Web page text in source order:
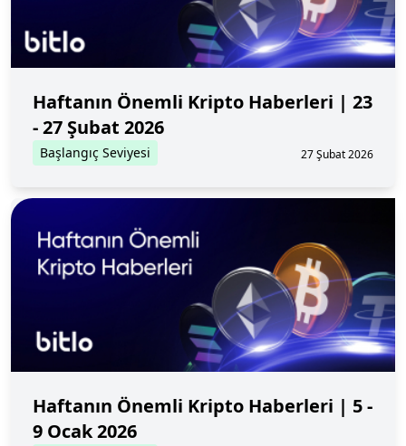
Haftanın Önemli Kripto Haberleri | 23
- 27 Şubat 2026
Başlangıç Seviyesi 27 Şubat 2026
Haftanın Önemli Kripto Haberleri | 5 -
9 Ocak 2026